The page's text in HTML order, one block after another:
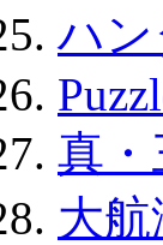
ハン
真・
大